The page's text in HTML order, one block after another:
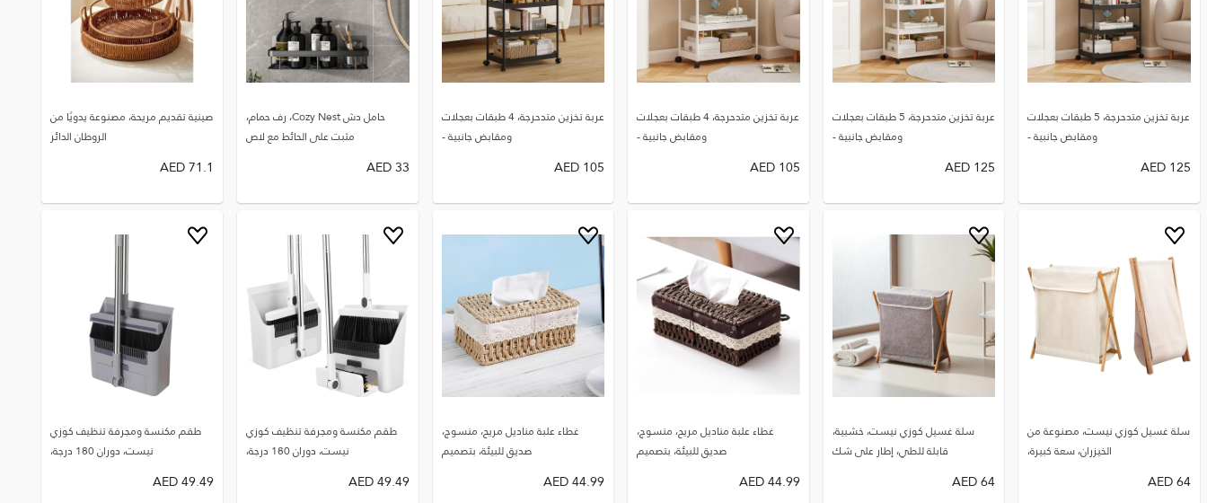
عربة تخزين متدحرجة، 5 طبقات بعجلات
ومقابض جانبية -
125
AED
عربة تخزين متدحرجة، 5 طبقات بعجلات
ومقابض جانبية -
125
AED
عربة تخزين متدحرجة، 4 طبقات بعجلات
ومقابض جانبية -
105
AED
عربة تخزين متدحرجة، 4 طبقات بعجلات
ومقابض جانبية -
105
AED
حامل دش Cozy Nest، رف حمام،
مثبت على الحائط مع لاص
33
AED
صينية تقديم مريحة، مصنوعة يدويًا من
الروطان الدائر
71.1
AED
سلة غسيل كوزي نيست، مصنوعة من
الخيزران، سعة كبيرة،
64
AED
سلة غسيل كوزي نيست، خشبية،
قابلة للطي، إطار على شك
64
AED
غطاء علبة مناديل مريح، منسوج،
صديق للبيئة، بتصميم
44.99
AED
غطاء علبة مناديل مريح، منسوج،
صديق للبيئة، بتصميم
44.99
AED
طقم مكنسة ومجرفة تنظيف كوزي
نيست، دوران 180 درجة،
49.49
AED
طقم مكنسة ومجرفة تنظيف كوزي
نيست، دوران 180 درجة،
49.49
AED